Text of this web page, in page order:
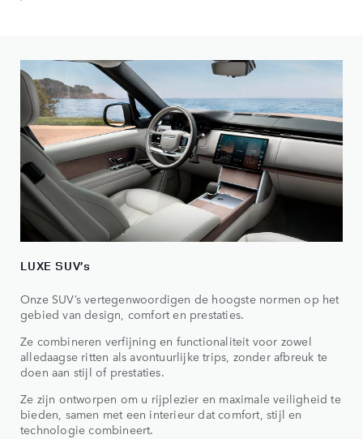
LUXE SUV’s
Onze SUV’s vertegenwoordigen de hoogste normen op het
gebied van design, comfort en prestaties.
Ze combineren verfijning en functionaliteit voor zowel
alledaagse ritten als avontuurlijke trips, zonder afbreuk te
doen aan stijl of prestaties.
Ze zijn ontworpen om u rijplezier en maximale veiligheid te
bieden, samen met een interieur dat comfort, stijl en
technologie combineert.